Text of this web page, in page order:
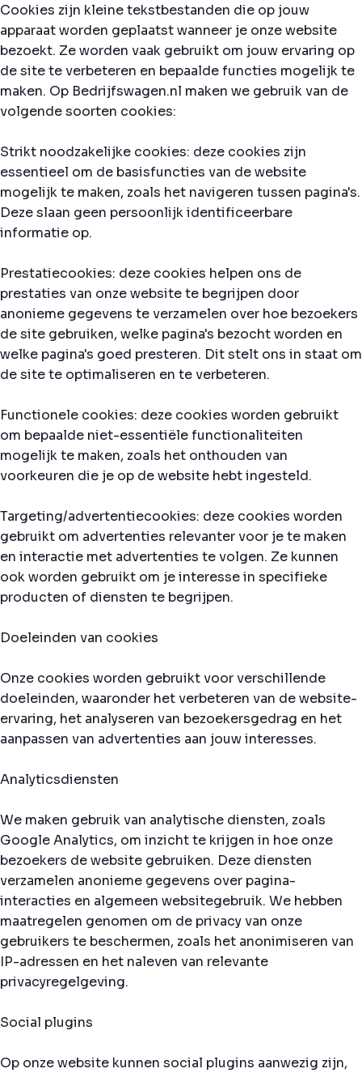
Cookies zijn kleine tekstbestanden die op jouw
apparaat worden geplaatst wanneer je onze website
bezoekt. Ze worden vaak gebruikt om jouw ervaring op
de site te verbeteren en bepaalde functies mogelijk te
maken. Op Bedrijfswagen.nl maken we gebruik van de
volgende soorten cookies:
Strikt noodzakelijke cookies: deze cookies zijn
essentieel om de basisfuncties van de website
mogelijk te maken, zoals het navigeren tussen pagina's.
Deze slaan geen persoonlijk identificeerbare
informatie op.
Prestatiecookies: deze cookies helpen ons de
prestaties van onze website te begrijpen door
anonieme gegevens te verzamelen over hoe bezoekers
de site gebruiken, welke pagina's bezocht worden en
welke pagina's goed presteren. Dit stelt ons in staat om
de site te optimaliseren en te verbeteren.
Functionele cookies: deze cookies worden gebruikt
om bepaalde niet-essentiële functionaliteiten
mogelijk te maken, zoals het onthouden van
voorkeuren die je op de website hebt ingesteld.
Targeting/advertentiecookies: deze cookies worden
gebruikt om advertenties relevanter voor je te maken
en interactie met advertenties te volgen. Ze kunnen
ook worden gebruikt om je interesse in specifieke
producten of diensten te begrijpen.
Doeleinden van cookies
Onze cookies worden gebruikt voor verschillende
doeleinden, waaronder het verbeteren van de website-
ervaring, het analyseren van bezoekersgedrag en het
aanpassen van advertenties aan jouw interesses.
Analyticsdiensten
We maken gebruik van analytische diensten, zoals
Google Analytics, om inzicht te krijgen in hoe onze
bezoekers de website gebruiken. Deze diensten
verzamelen anonieme gegevens over pagina-
interacties en algemeen websitegebruik. We hebben
maatregelen genomen om de privacy van onze
gebruikers te beschermen, zoals het anonimiseren van
IP-adressen en het naleven van relevante
privacyregelgeving.
Social plugins
Op onze website kunnen social plugins aanwezig zijn,